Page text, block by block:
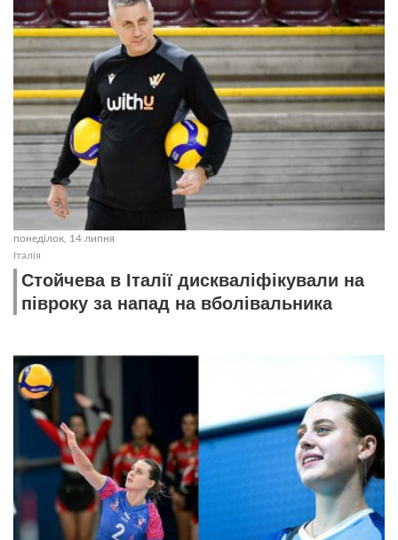
понеділок, 14 липня
Італія
Стойчева в Італії дискваліфікували на
півроку за напад на вболівальника